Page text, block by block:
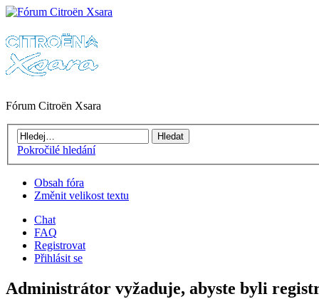
Fórum Citroën Xsara
Pokročilé hledání
Obsah fóra
Změnit velikost textu
Chat
FAQ
Registrovat
Přihlásit se
Administrátor vyžaduje, abyste byli